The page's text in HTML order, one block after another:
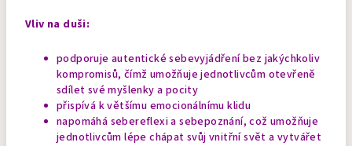
Vliv na duši:
podporuje autentické sebevyjádření bez jakýchkoliv
kompromisů, čímž umožňuje jednotlivcům otevřeně
sdílet své myšlenky a pocity
přispívá k většímu emocionálnímu klidu
napomáhá sebereflexi a sebepoznání, což umožňuje
jednotlivcům lépe chápat svůj vnitřní svět a vytvářet